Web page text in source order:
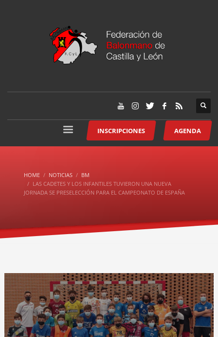
INSCRIPCIONES AGENDA
HOME NOTICIAS
BM
LAS CADETES Y LOS INFANTILES TUVIERON UNA NUEVA
JORNADA SE PRESELECCIÓN PARA EL CAMPEONATO DE ESPAÑA